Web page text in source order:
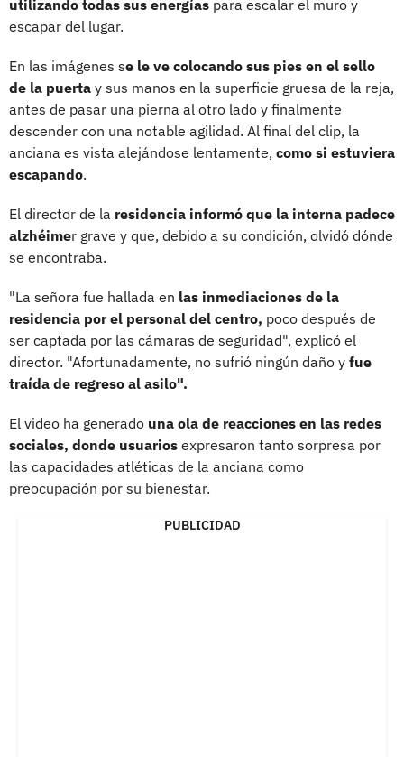
utilizando todas sus energías para escalar el muro y
escapar del lugar.
En las imágenes se le ve colocando sus pies en el sello
de la puerta y sus manos en la superficie gruesa de la reja,
antes de pasar una pierna al otro lado y finalmente
descender con una notable agilidad. Al final del clip, la
anciana es vista alejándose lentamente, como si estuviera
escapando.
El director de la residencia informó que la interna padece
alzhéimer grave y que, debido a su condición, olvidó dónde
se encontraba.
"La señora fue hallada en las inmediaciones de la
residencia por el personal del centro, poco después de
ser captada por las cámaras de seguridad", explicó el
director. "Afortunadamente, no sufrió ningún daño y fue
traída de regreso al asilo".
El video ha generado una ola de reacciones en las redes
sociales, donde usuarios expresaron tanto sorpresa por
las capacidades atléticas de la anciana como
preocupación por su bienestar.
PUBLICIDAD